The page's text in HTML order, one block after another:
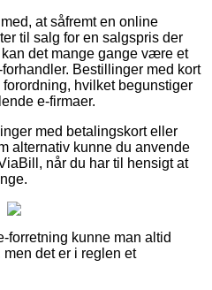
at såfremt en online
til salg for en salgspris der
det mange gange være et
Bestillinger med kort
hvilket begunstiger
e-firmaer.
med betalingskort eller
alternativ kunne du anvende
når du har til hensigt at
forretning kunne man altid
det er i reglen et